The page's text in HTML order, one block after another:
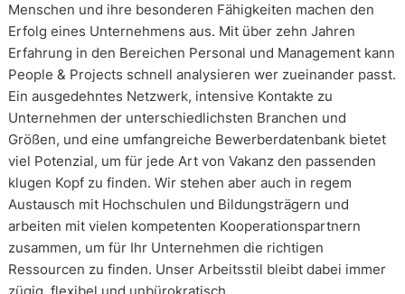
Menschen und ihre besonderen Fähigkeiten machen den
Erfolg eines Unternehmens aus. Mit über zehn Jahren
Erfahrung in den Bereichen Personal und Management kann
People & Projects schnell analysieren wer zueinander passt.
Ein ausgedehntes Netzwerk, intensive Kontakte zu
Unternehmen der unterschiedlichsten Branchen und
Größen, und eine umfangreiche Bewerberdatenbank bietet
viel Potenzial, um für jede Art von Vakanz den passenden
klugen Kopf zu finden. Wir stehen aber auch in regem
Austausch mit Hochschulen und Bildungsträgern und
arbeiten mit vielen kompetenten Kooperationspartnern
zusammen, um für Ihr Unternehmen die richtigen
Ressourcen zu finden. Unser Arbeitsstil bleibt dabei immer